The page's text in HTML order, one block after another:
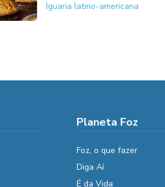
Iguaria latino-americana
Planeta Foz
Foz, o que fazer
Diga Aí
É da Vida